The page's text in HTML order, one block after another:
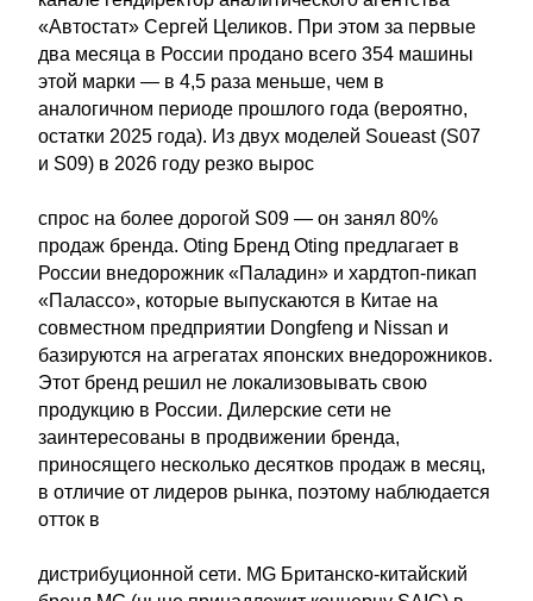
«Автостат» Сергей Целиков. При этом за первые
два месяца в России продано всего 354 машины
этой марки — в 4,5 раза меньше, чем в
аналогичном периоде прошлого года (вероятно,
остатки 2025 года). Из двух моделей Soueast (S07
и S09) в 2026 году резко вырос
спрос на более дорогой S09 — он занял 80%
продаж бренда. Oting Бренд Oting предлагает в
России внедорожник «Паладин» и хардтоп-пикап
«Палассо», которые выпускаются в Китае на
совместном предприятии Dongfeng и Nissan и
базируются на агрегатах японских внедорожников.
Этот бренд решил не локализовывать свою
продукцию в России. Дилерские сети не
заинтересованы в продвижении бренда,
приносящего несколько десятков продаж в месяц,
в отличие от лидеров рынка, поэтому наблюдается
отток в
дистрибуционной сети. MG Британско-китайский